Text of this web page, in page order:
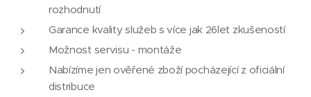
rozhodnutí
Garance kvality služeb s více jak 26let zkušeností
Možnost servisu - montáže
Nabízíme jen ověřené zboží pocházející z oficiální
distribuce